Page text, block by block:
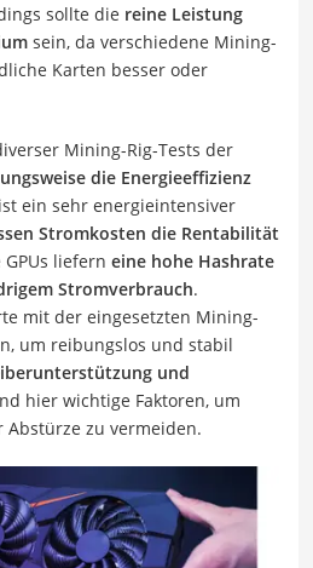
sollte die reine Leistung
sein, da verschiedene Mining-
Karten besser oder
Mining-Rig-Tests der
die Energieeffizienz
ein sehr energieintensiver
Stromkosten die Rentabilität
liefern eine hohe Hashrate
Stromverbrauch.
mit der eingesetzten Mining-
um reibungslos und stabil
und
hier wichtige Faktoren, um
zu vermeiden.